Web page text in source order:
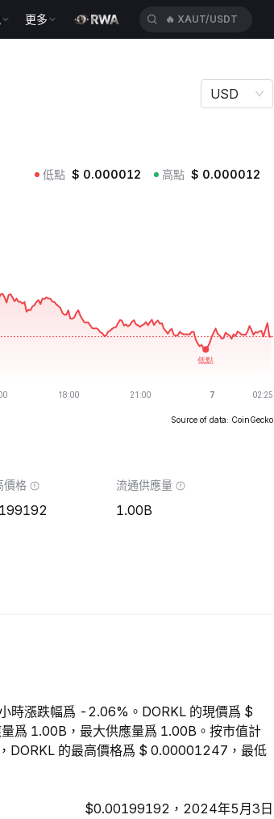
更多 🔥 XAUT/USDT
USD
低點 $ 0.000012 高點 $ 0.000012
Source of data: CoinGecko
價格 流通供應量
1.00B
時漲跌幅爲 -2.06%。DORKL 的現價爲 $
爲 1.00B，最大供應量爲 1.00B。按市值計
DORKL 的最高價格爲 $ 0.00001247，最低
$0.00199192，2024年5月3日